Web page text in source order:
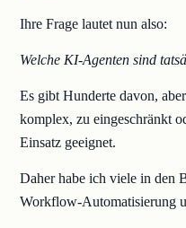
Ihre Frage lautet nun also:
Welche KI-Agenten sind
Es gibt Hunderte davon,
komplex, zu eingeschränkt
Einsatz geeignet.
Daher habe ich viele in den
Workflow-Automatisierung